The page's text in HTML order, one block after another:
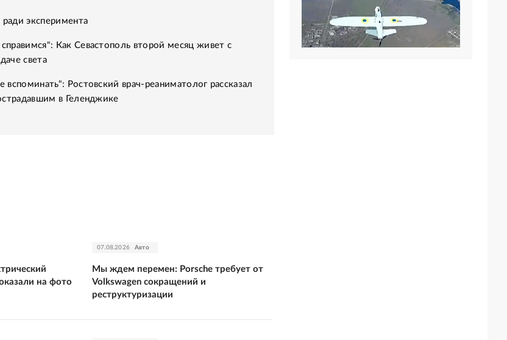
эксперимента
Как Севастополь второй месяц живет с
света
вспоминать": Ростовский врач-реаниматолог рассказал
в Геленджике
на фото
07.08.2026 Авто
Мы ждем перемен: Porsche требует от
Volkswagen сокращений и
реструктуризации